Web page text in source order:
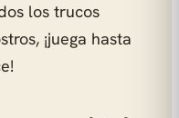
los trucos
¡juega hasta